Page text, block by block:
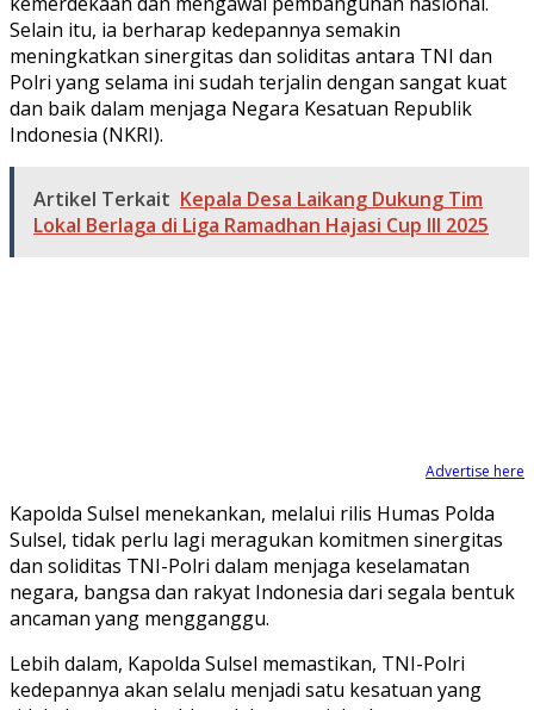
Selain itu, ia berharap kedepannya semakin
meningkatkan sinergitas dan soliditas antara TNI dan
Polri yang selama ini sudah terjalin dengan sangat kuat
dan baik dalam menjaga Negara Kesatuan Republik
Indonesia (NKRI).
Artikel Terkait Kepala Desa Laikang Dukung Tim
Lokal Berlaga di Liga Ramadhan Hajasi Cup III 2025
Advertise here
Kapolda Sulsel menekankan, melalui rilis Humas Polda
Sulsel, tidak perlu lagi meragukan komitmen sinergitas
dan soliditas TNI-Polri dalam menjaga keselamatan
negara, bangsa dan rakyat Indonesia dari segala bentuk
ancaman yang mengganggu.
Lebih dalam, Kapolda Sulsel memastikan, TNI-Polri
kedepannya akan selalu menjadi satu kesatuan yang